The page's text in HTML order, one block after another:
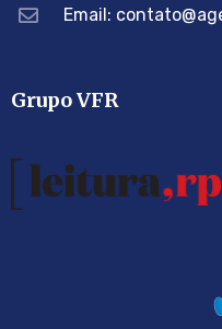
Email:
Grupo VFR